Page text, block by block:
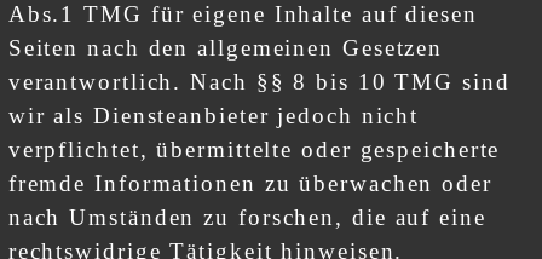
Abs.1 TMG für eigene Inhalte auf diesen
Seiten nach den allgemeinen Gesetzen
verantwortlich. Nach §§ 8 bis 10 TMG sind
wir als Diensteanbieter jedoch nicht
verpflichtet, übermittelte oder gespeicherte
fremde Informationen zu überwachen oder
nach Umständen zu forschen, die auf eine
rechtswidrige Tätigkeit hinweisen.